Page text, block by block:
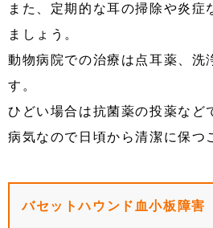
また、定期的な耳の掃除や炎症
ましょう。
動物病院での治療は点耳薬、洗
す。
ひどい場合は抗菌薬の投薬など
病気なので日頃から清潔に保つ
バセットハウンド血小板障害